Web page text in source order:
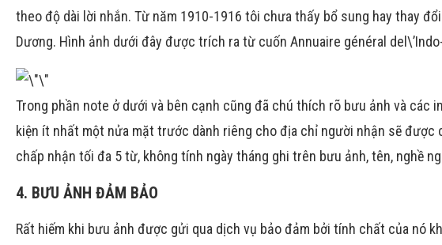
theo độ dài lời nhắn. Từ năm 1910-1916 tôi chưa thấy bổ sung hay thay
Dương. Hình ảnh dưới đây được trích ra từ cuốn Annuaire général
Trong phần note ở dưới và bên cạnh cũng đã chú thích rõ bưu ảnh và các
kiện ít nhất một nửa mặt trước dành riêng cho địa chỉ người nhận sẽ
chấp nhận tối đa 5 từ, không tính ngày tháng ghi trên bưu ảnh, tên, nghề
4. BƯU ẢNH ĐẢM BẢO
Rất hiếm khi bưu ảnh được gửi qua dịch vụ bảo đảm bởi tính chất của nó